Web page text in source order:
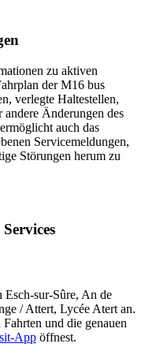
zu aktiven
der M16 bus
verlegte Haltestellen,
andere Änderungen des
ermöglicht auch das
Servicemeldungen,
Störungen herum zu
sur-Sûre, An de
/ Attert, Lycée Atert an.
und die genauen
App öffnest.